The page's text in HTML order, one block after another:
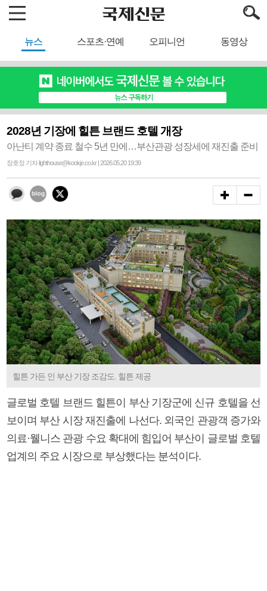
뉴스 스포츠·연예 오피니언 동영상
2028년 기장에 힐튼 브랜드 호텔 개장
아난티 계약 종료 철수 5년 만에…부산관광 성장세에 재진출 준비
장호정 기자 lighthouse@kookje.co.kr | 2026.05.20 19:39
힐튼 가든 인 부산 기장 조감도. 힐튼 제공
글로벌 호텔 브랜드 힐튼이 부산 기장군에 신규 호텔을 선
보이며 부산 시장 재진출에 나선다. 외국인 관광객 증가와
의료·웰니스 관광 수요 확대에 힘입어 부산이 글로벌 호텔
업계의 주요 시장으로 부상했다는 분석이다.